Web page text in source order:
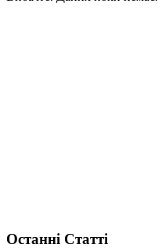
Останні Статті